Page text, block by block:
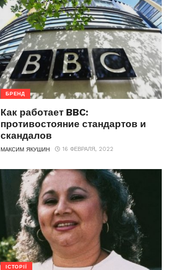
БРЕНД
Как работает BBC:
противостояние стандартов и
скандалов
МАКСИМ ЯКУШИН 16 ФЕВРАЛЯ, 2022
ІСТОРІЇ